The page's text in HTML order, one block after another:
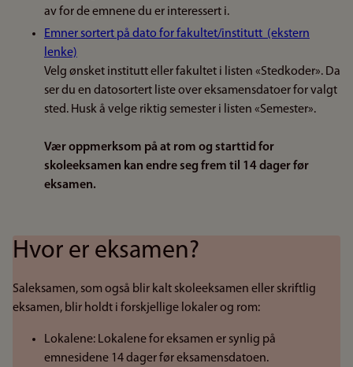
av for de emnene du er interessert i.
Emner sortert på dato for fakultet/institutt (ekstern
lenke)
Velg ønsket institutt eller fakultet i listen «Stedkoder». Da
ser du en datosortert liste over eksamensdatoer for valgt
sted. Husk å velge riktig semester i listen «Semester».
Vær oppmerksom på at rom og starttid for
skoleeksamen kan endre seg frem til 14 dager før
eksamen.
Hvor er eksamen?
Saleksamen, som også blir kalt skoleeksamen eller skriftlig
eksamen, blir holdt i forskjellige lokaler og rom:
Lokalene: Lokalene for eksamen er synlig på
emnesidene 14 dager før eksamensdatoen.